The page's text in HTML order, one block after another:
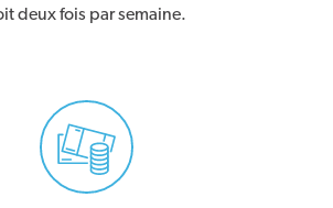
deux fois par semaine.